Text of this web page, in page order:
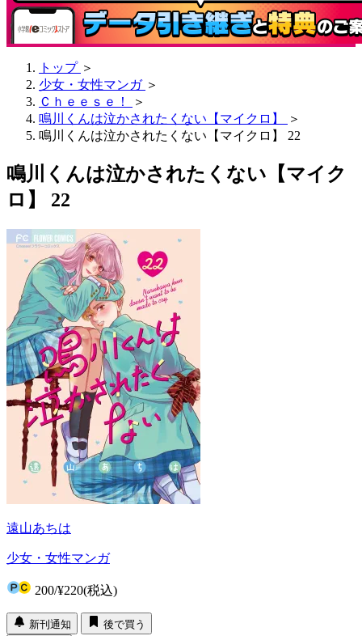
トップ ＞
少女・女性マンガ ＞
Ｃｈｅｅｓｅ！
＞
鳴川くんは泣かされたくない【マイクロ】
＞
鳴川くんは泣かされたくない【マイクロ】 22
鳴川くんは泣かされたくない【マイク
ロ】 22
遠山あちは
少女・女性マンガ
200/¥220(税込)
新刊通知
後で買う